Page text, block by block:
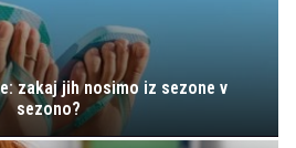
zakaj jih nosimo iz sezone v
sezono?